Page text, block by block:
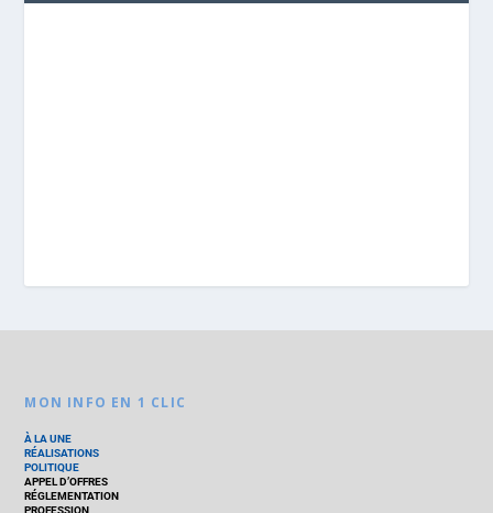
MON INFO EN 1 CLIC
À LA UNE
RÉALISATIONS
POLITIQUE
APPEL D’OFFRES
RÉGLEMENTATION
PROFESSION